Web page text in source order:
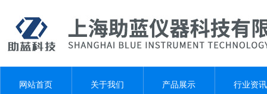
网站首页 关于我们 产品展示 行业资讯